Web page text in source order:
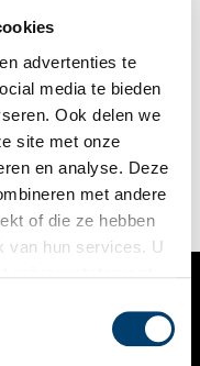
advertenties te
media te bieden
Ook delen we
site met onze
en analyse. Deze
met andere
of die ze hebben
van hun services. U
Het eiland
Ibiza
met Terschelling,
de scheiding te